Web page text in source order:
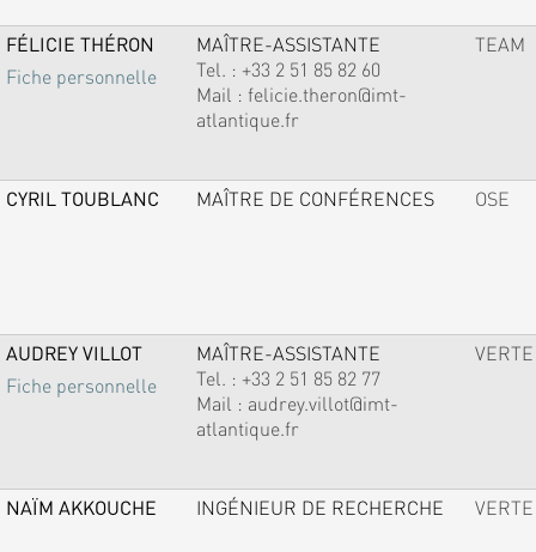
FÉLICIE THÉRON
Fiche personnelle
MAÎTRE-ASSISTANTE
Tel. : +33 2 51 85 82 60
Mail : felicie.theron@imt-
atlantique.fr
TEAM
CYRIL TOUBLANC MAÎTRE DE CONFÉRENCES OSE
AUDREY VILLOT
Fiche personnelle
MAÎTRE-ASSISTANTE
Tel. : +33 2 51 85 82 77
Mail : audrey.villot@imt-
atlantique.fr
VERTE
NAÏM AKKOUCHE INGÉNIEUR DE RECHERCHE VERTE